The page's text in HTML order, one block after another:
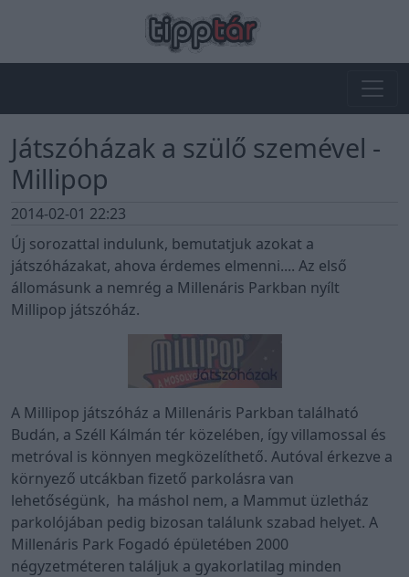
Játszóházak a szülő szemével -
Millipop
2014-02-01 22:23
Új sorozattal indulunk, bemutatjuk azokat a
játszóházakat, ahova érdemes elmenni.... Az első
állomásunk a nemrég a Millenáris Parkban nyílt
Millipop játszóház.
A Millipop játszóház a Millenáris Parkban található
Budán, a Széll Kálmán tér közelében, így villamossal és
metróval is könnyen megközelíthető. Autóval érkezve a
környező utcákban fizető parkolásra van
lehetőségünk, ha máshol nem, a Mammut üzletház
parkolójában pedig bizosan találunk szabad helyet. A
Millenáris Park Fogadó épületében 2000
négyzetméteren találjuk a gyakorlatilag minden